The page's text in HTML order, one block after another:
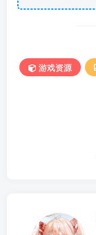
游戏资源